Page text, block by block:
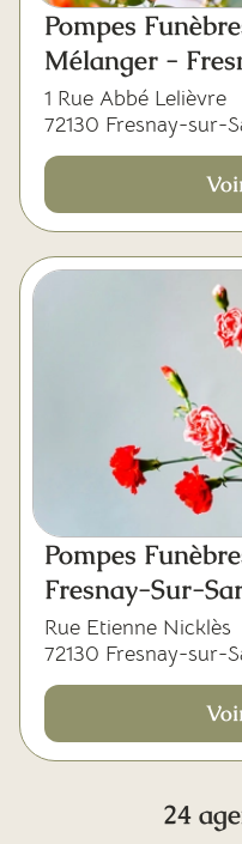
Pompes
Mélanger -
1 Rue Abbé Lelièvre
72130 Fresnay-sur-
Pompes
Fresnay-Sur-
Rue Etienne Nicklès
72130 Fresnay-sur-
24